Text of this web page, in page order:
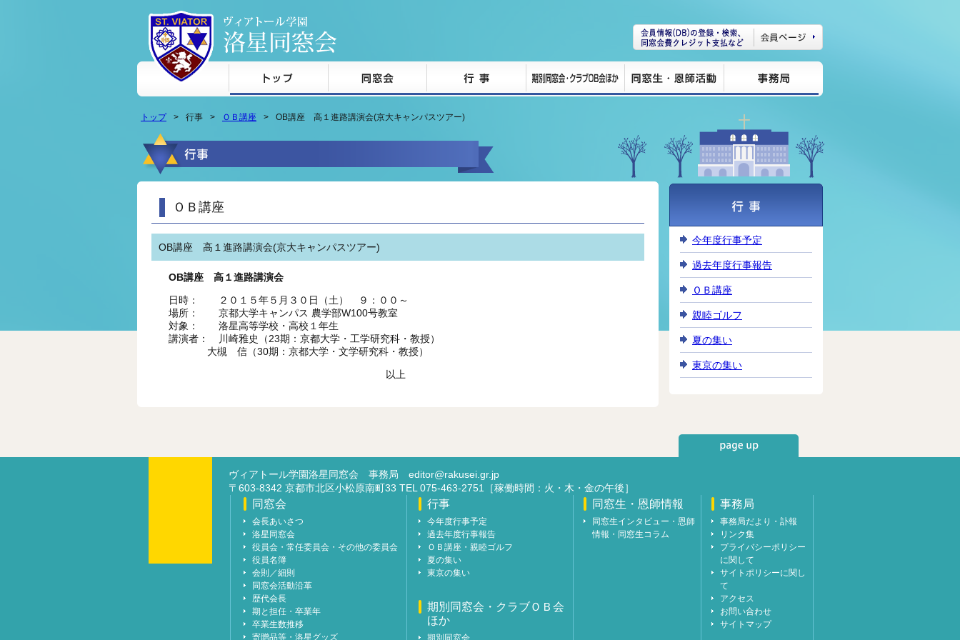
本文へジャンプ
トップ 行事 ＯＢ講座 OB講座 高１進路講演会(京大キャンパスツアー)
ＯＢ講座
OB講座 高１進路講演会(京大キャンパスツアー)
OB講座 高１進路講演会
日時： ２０１５年５月３０日（土） ９：００～
場所： 京都大学キャンパス 農学部W100号教室
対象： 洛星高等学校・高校１年生
講演者： 川崎雅史（23期：京都大学・工学研究科・教授）
大槻 信（30期：京都大学・文学研究科・教授）
以上
今年度行事予定
過去年度行事報告
ＯＢ講座
親睦ゴルフ
夏の集い
東京の集い
ヴィアトール学園洛星同窓会 事務局 editor@rakusei.gr.jp
〒603-8342 京都市北区小松原南町33 TEL 075-463-2751［稼働時間：火・木・金の午後］
同窓会
会長あいさつ
洛星同窓会
役員会・常任委員会・その他の委員会
役員名簿
会則／細則
同窓会活動沿革
歴代会長
期と担任・卒業年
卒業生数推移
寄贈品等・洛星グッズ
行事
今年度行事予定
過去年度行事報告
ＯＢ講座・親睦ゴルフ
夏の集い
東京の集い
期別同窓会・クラブＯＢ会
ほか
期別同窓会
同窓生・恩師情報
同窓生インタビュー・恩師
情報・同窓生コラム
事務局
事務局だより・訃報
リンク集
プライバシーポリシー
に関して
サイトポリシーに関し
て
アクセス
お問い合わせ
サイトマップ